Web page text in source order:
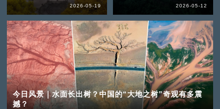
2026-05-19 2026-05-12
今日风景｜水面长出树？中国的“大地之树”奇观有多震
撼？